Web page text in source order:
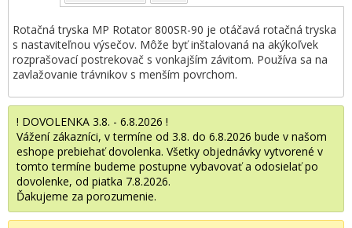
! DOVOLENKA 3.8. - 6.8.2026 !
Vážení zákazníci, v termíne od 3.8. do 6.8.2026 bude v našom
eshope prebiehať dovolenka. Všetky objednávky vytvorené v
tomto termíne budeme postupne vybavovať a odosielať po
dovolenke, od piatka 7.8.2026.
Ďakujeme za porozumenie.
Rotačná tryska MP Rotator 800SR-90 je otáčavá rotačná tryska
s nastaviteľnou výsečov. Môže byť inštalovaná na akýkoľvek
rozprašovací postrekovač s vonkajším závitom. Používa sa na
zavlažovanie trávnikov s menším povrchom.